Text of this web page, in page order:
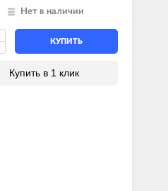
Нет в наличии
КУПИТЬ
Купить в 1 клик